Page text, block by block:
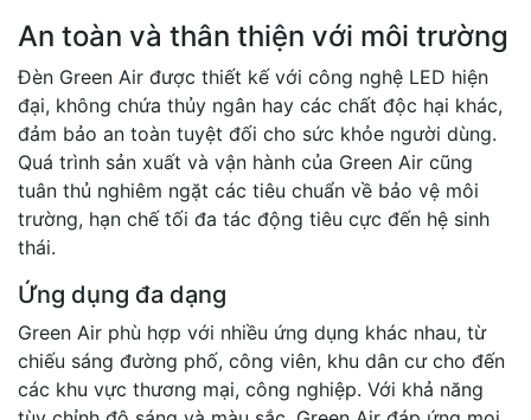
An toàn và thân thiện với môi trường
Đèn Green Air được thiết kế với công nghệ LED hiện
đại, không chứa thủy ngân hay các chất độc hại khác,
đảm bảo an toàn tuyệt đối cho sức khỏe người dùng.
Quá trình sản xuất và vận hành của Green Air cũng
tuân thủ nghiêm ngặt các tiêu chuẩn về bảo vệ môi
trường, hạn chế tối đa tác động tiêu cực đến hệ sinh
thái.
Ứng dụng đa dạng
Green Air phù hợp với nhiều ứng dụng khác nhau, từ
chiếu sáng đường phố, công viên, khu dân cư cho đến
các khu vực thương mại, công nghiệp. Với khả năng